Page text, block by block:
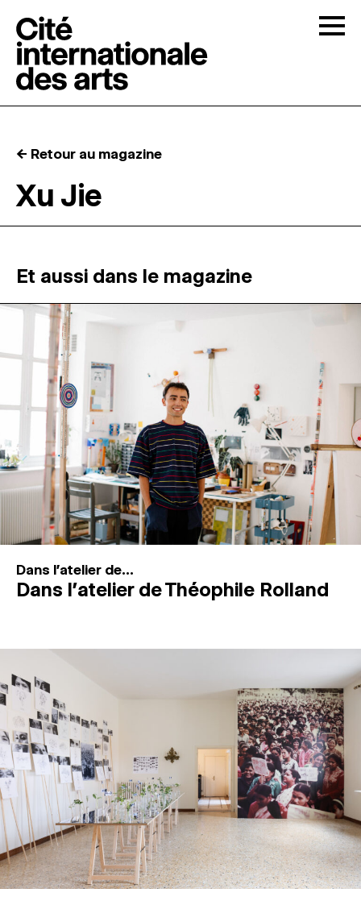
RÉSIDENCES ↓
ATELIERS OUVERTS
PROGRAMMATION
MAGAZINE
ESPACES DE PRATIQUE ARTISTIQUE ↓
Recherche
Connexion
← Retour au magazine
Xu Jie
Et aussi dans le magazine
Dans l'atelier de...
Dans l’atelier de Théophile Rolland